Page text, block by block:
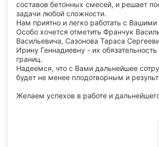
составов бетонных смесей, и решает
задачи любой сложности.
Нам приятно и легко работать с
Особо хочется отметить Франчук
Васильевича, Сазонова Тараса
Ирину Геннадиевну - их
границ.
Надеемся, что с Вами дальнейшее
будет не менее плодотворным и
Желаем успехов в работе и